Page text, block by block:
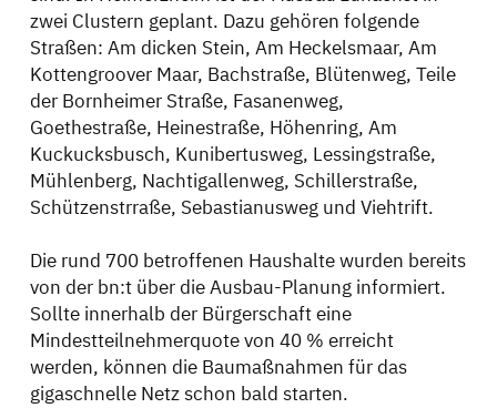
zwei Clustern geplant. Dazu gehören folgende
Straßen: Am dicken Stein, Am Heckelsmaar, Am
Kottengroover Maar, Bachstraße, Blütenweg, Teile
der Bornheimer Straße, Fasanenweg,
Goethestraße, Heinestraße, Höhenring, Am
Kuckucksbusch, Kunibertusweg, Lessingstraße,
Mühlenberg, Nachtigallenweg, Schillerstraße,
Schützenstrraße, Sebastianusweg und Viehtrift.
Die rund 700 betroffenen Haushalte wurden bereits
von der bn:t über die Ausbau-Planung informiert.
Sollte innerhalb der Bürgerschaft eine
Mindestteilnehmerquote von 40 % erreicht
werden, können die Baumaßnahmen für das
gigaschnelle Netz schon bald starten.